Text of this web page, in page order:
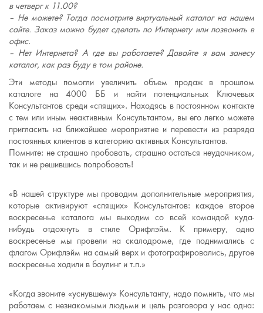
в четверг к 11.00?
– Не можете? Тогда посмотрите виртуальный каталог на нашем
сайте. Заказ можно будет сделать по Интернету или позвонить в
офис.
– Нет Интернета? А где вы работаете? Давайте я вам занесу
каталог, как раз буду в том районе.
Эти методы помогли увеличить объем продаж в прошлом
каталоге на 4000 ББ и найти потенциальных Ключевых
Консультантов среди «спящих». Находясь в постоянном контакте
с тем или иным неактивным Консультантом, вы его легко можете
пригласить на ближайшее мероприятие и перевести из разряда
постоянных клиентов в категорию активных Консультантов.
Помните: не страшно пробовать, страшно остаться неудачником,
так и не решившись попробовать!
«В нашей структуре мы проводим дополнительные мероприятия,
которые активируют «спящих» Консультантов: каждое второе
воскресенье каталога мы выходим со всей командой куда-
нибудь отдохнуть в стиле Орифлэйм. К примеру, одно
воскресенье мы провели на скалодроме, где поднимались с
флагом Орифлэйм на самый верх и фотографировались, другое
воскресенье ходили в боулинг и т.п.»
«Когда звоните «уснувшему» Консультанту, надо помнить, что мы
работаем с незнакомыми людьми и цель разговора у нас одна: